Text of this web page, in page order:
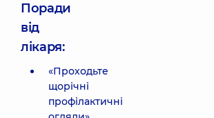
Поради
від
лікаря:
«Проходьте
щорічні
профілактичні